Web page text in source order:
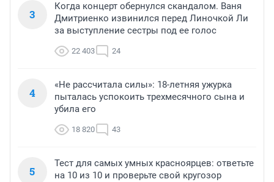
3
Когда концерт обернулся скандалом. Ваня
Дмитриенко извинился перед Линочкой Ли
за выступление сестры под ее голос
22 403 24
4
«Не рассчитала силы»: 18-летняя ужурка
пыталась успокоить трехмесячного сына и
убила его
18 820 43
5
Тест для самых умных красноярцев: ответьте
на 10 из 10 и проверьте свой кругозор